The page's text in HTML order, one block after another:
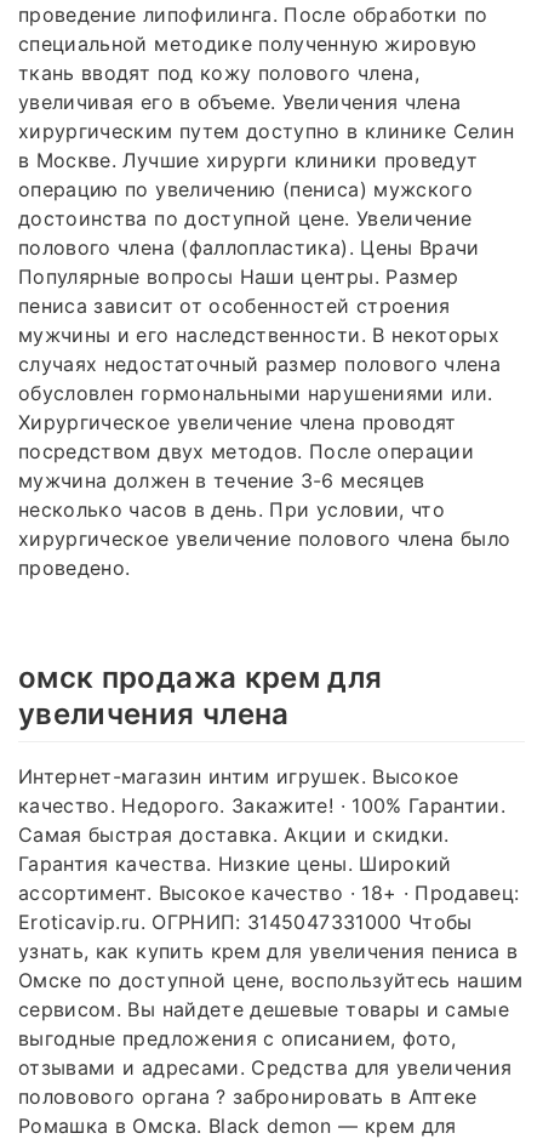
проведение липофилинга. После обработки по
специальной методике полученную жировую
ткань вводят под кожу полового члена,
увеличивая его в объеме. Увеличения члена
хирургическим путем доступно в клинике Селин
в Москве. Лучшие хирурги клиники проведут
операцию по увеличению (пениса) мужского
достоинства по доступной цене. Увеличение
полового члена (фаллопластика). Цены Врачи
Популярные вопросы Наши центры. Размер
пениса зависит от особенностей строения
мужчины и его наследственности. В некоторых
случаях недостаточный размер полового члена
обусловлен гормональными нарушениями или.
Хирургическое увеличение члена проводят
посредством двух методов. После операции
мужчина должен в течение 3-6 месяцев
несколько часов в день. При условии, что
хирургическое увеличение полового члена было
проведено.
омск продажа крем для
увеличения члена
Интернет-магазин интим игрушек. Высокое
качество. Недорого. Закажите! · 100% Гарантии.
Самая быстрая доставка. Акции и скидки.
Гарантия качества. Низкие цены. Широкий
ассортимент. Высокое качество · 18+ · Продавец:
Eroticavip.ru. ОГРНИП: 3145047331000 Чтобы
узнать, как купить крем для увеличения пениса в
Омске по доступной цене, воспользуйтесь нашим
сервисом. Вы найдете дешевые товары и самые
выгодные предложения с описанием, фото,
отзывами и адресами. Средства для увеличения
половового органа ? забронировать в Аптеке
Ромашка в Омска. Black demon — крем для